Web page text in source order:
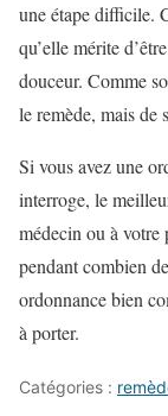
une étape difficile.
qu’elle mérite
douceur. Comme
le remède, mais de
Si vous avez une
interroge, le
médecin ou à votre
pendant combien
ordonnance bien
à porter.
Catégories :